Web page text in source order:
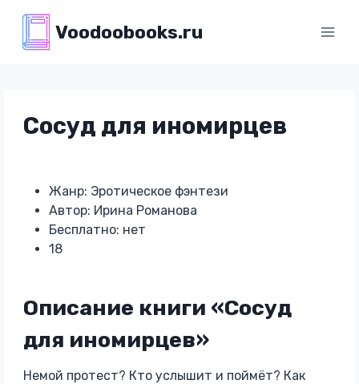
содержимому
Voodoobooks.ru
Сосуд для иномирцев
Жанр: Эротическое фэнтези
Автор: Ирина Романова
Бесплатно: нет
18
Описание книги «Сосуд
для иномирцев»
Немой протест? Кто услышит и поймёт? Как